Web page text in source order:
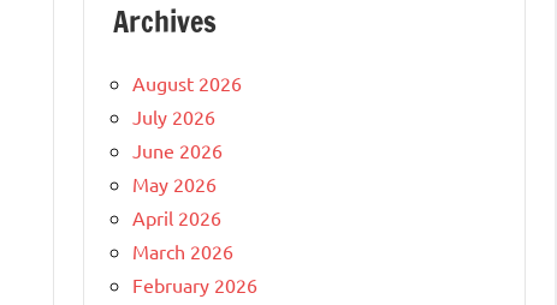
Archives
August 2026
July 2026
June 2026
May 2026
April 2026
March 2026
February 2026